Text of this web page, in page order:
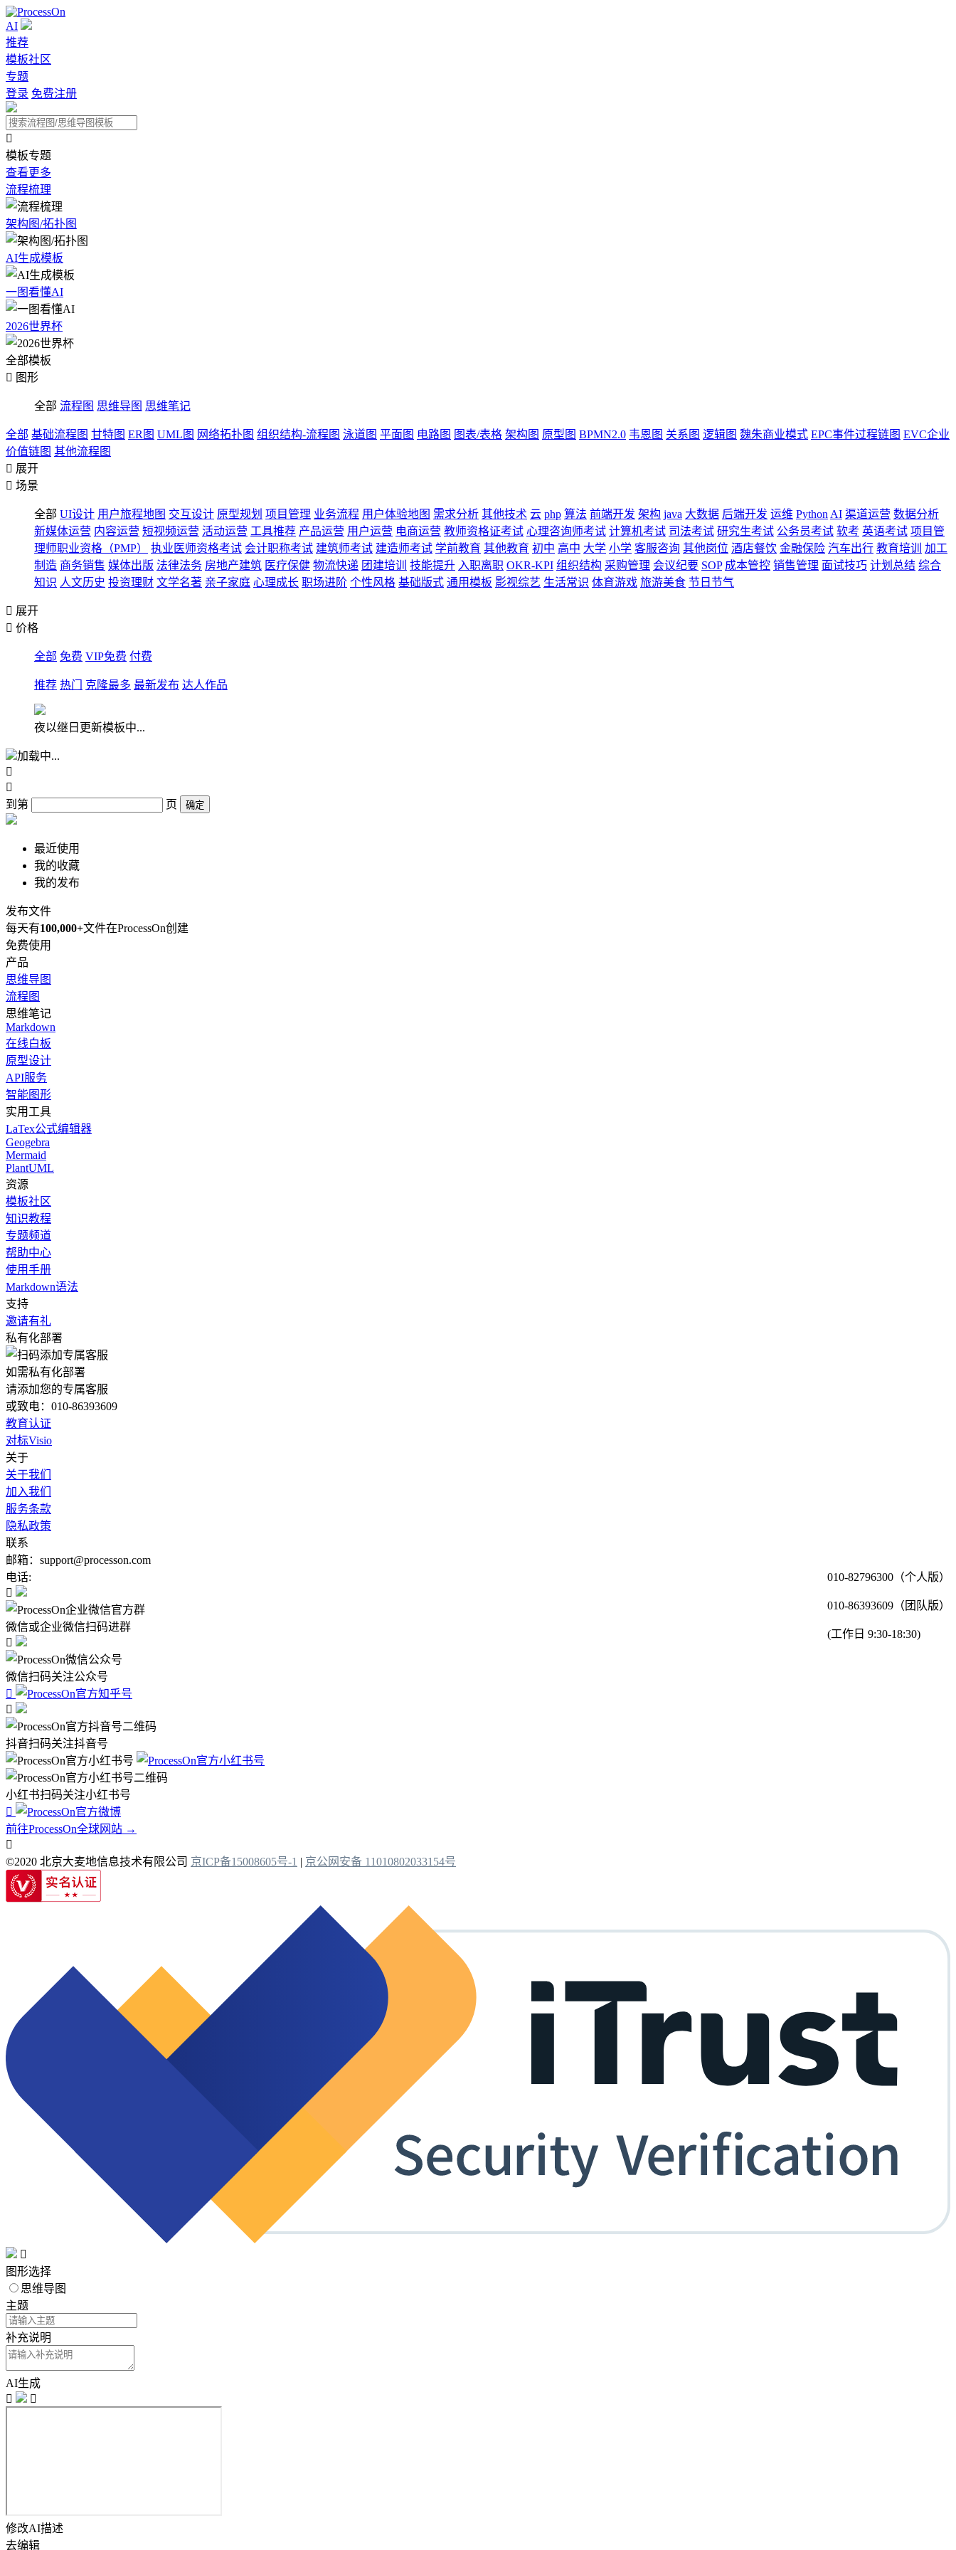
AI
推荐
模板社区
专题
登录 免费注册

模板专题
查看更多
流程梳理
架构图/拓扑图
AI生成模板
一图看懂AI
2026世界杯
全部模板
 图形
全部 流程图 思维导图 思维笔记
全部 基础流程图 甘特图 ER图 UML图 网络拓扑图 组织结构-流程图 泳道图 平面图 电路图 图表/表格 架构图 原型图 BPMN2.0 韦恩图 关系图 逻辑图 魏朱商业模式 EPC事件过程链图 EVC企业
价值链图 其他流程图
 展开
 场景
全部 UI设计 用户旅程地图 交互设计 原型规划 项目管理 业务流程 用户体验地图 需求分析 其他技术 云 php 算法 前端开发 架构 java 大数据 后端开发 运维 Python AI 渠道运营 数据分析
新媒体运营 内容运营 短视频运营 活动运营 工具推荐 产品运营 用户运营 电商运营 教师资格证考试 心理咨询师考试 计算机考试 司法考试 研究生考试 公务员考试 软考 英语考试 项目管
理师职业资格（PMP）
执业医师资格考试 会计职称考试 建筑师考试 建造师考试 学前教育 其他教育 初中 高中 大学 小学 客服咨询 其他岗位 酒店餐饮 金融保险 汽车出行 教育培训
加工
制造 商务销售 媒体出版 法律法务 房地产建筑 医疗保健 物流快递 团建培训 技能提升 入职离职 OKR-KPI 组织结构 采购管理 会议纪要 SOP 成本管控 销售管理 面试技巧 计划总结 综合
知识 人文历史 投资理财 文学名著 亲子家庭 心理成长 职场进阶 个性风格 基础版式 通用模板 影视综艺 生活常识 体育游戏 旅游美食 节日节气
 展开
 价格
全部 免费 VIP免费 付费
推荐 热门 克隆最多 最新发布 达人作品
夜以继日更新模板中...
加载中...


到第
页 确定
最近使用
我的收藏
我的发布
发布文件
每天有100,000+文件在ProcessOn创建
免费使用
产品
思维导图
流程图
思维笔记
Markdown
在线白板
原型设计
API服务
智能图形
实用工具
LaTex公式编辑器
Geogebra
Mermaid
PlantUML
资源
模板社区
知识教程
专题频道
帮助中心
使用手册
Markdown语法
支持
邀请有礼
私有化部署
如需私有化部署
请添加您的专属客服
或致电：010-86393609
教育认证
对标Visio
关于
关于我们
加入我们
服务条款
隐私政策
联系
邮箱：support@processon.com
电话:
010-82796300（个人版）
010-86393609（团队版）
(工作日 9:30-18:30)

微信或企业微信扫码进群

微信扫码关注公众号


抖音扫码关注抖音号
小红书扫码关注小红书号

前往ProcessOn全球网站 →

©2020 北京大麦地信息技术有限公司 京ICP备15008605号-1 | 京公网安备 11010802033154号

图形选择
思维导图
主题
补充说明
AI生成


修改AI描述
去编辑